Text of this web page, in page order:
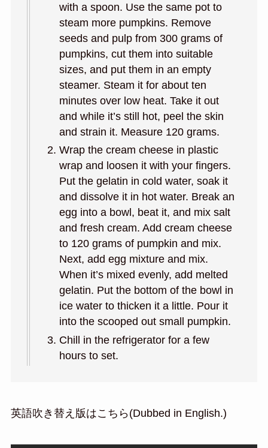
with a spoon. Use the same pot to
steam more pumpkins. Remove
seeds and pulp from 300 grams of
pumpkins, cut them into suitable
sizes, and put them in an empty
steamer. Steam it for about ten
minutes over low heat. Take it out
and while it’s still hot, peel the skin
and strain it. Measure 120 grams.
Wrap the cream cheese in plastic
wrap and loosen it with your fingers.
Put the gelatin in cold water, soak it
and dissolve it in hot water. Break an
egg into a bowl, beat it, and mix salt
and fresh cream. Add cream cheese
to 120 grams of pumpkin and mix.
Next, add egg mixture and mix.
When it’s mixed evenly, add melted
gelatin. Put the bottom of the bowl in
ice water to thicken it a little. Pour it
into the scooped out small pumpkin.
Chill in the refrigerator for a few
hours to set.
英語吹き替え版はこちら(Dubbed in English.)